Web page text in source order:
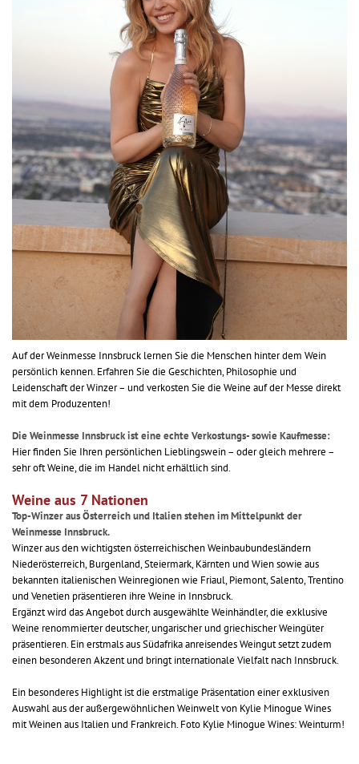
Auf der Weinmesse Innsbruck lernen Sie die Menschen hinter dem Wein
persönlich kennen. Erfahren Sie die Geschichten, Philosophie und
Leidenschaft der Winzer – und verkosten Sie die Weine auf der Messe direkt
mit dem Produzenten!
Die Weinmesse Innsbruck ist eine echte Verkostungs- sowie Kaufmesse:
Hier finden Sie Ihren persönlichen Lieblingswein – oder gleich mehrere –
sehr oft Weine, die im Handel nicht erhältlich sind.
Weine aus 7 Nationen
Top-Winzer aus Österreich und Italien stehen im Mittelpunkt der
Weinmesse Innsbruck.
Winzer aus den wichtigsten österreichischen Weinbaubundesländern
Niederösterreich, Burgenland, Steiermark, Kärnten und Wien sowie aus
bekannten italienischen Weinregionen wie Friaul, Piemont, Salento, Trentino
und Venetien präsentieren ihre Weine in Innsbruck.
Ergänzt wird das Angebot durch ausgewählte Weinhändler, die exklusive
Weine renommierter deutscher, ungarischer und griechischer Weingüter
präsentieren. Ein erstmals aus Südafrika anreisendes Weingut setzt zudem
einen besonderen Akzent und bringt internationale Vielfalt nach Innsbruck.
Ein besonderes Highlight ist die erstmalige Präsentation einer exklusiven
Auswahl aus der außergewöhnlichen Weinwelt von Kylie Minogue Wines
mit Weinen aus Italien und Frankreich. Foto Kylie Minogue Wines: Weinturm!